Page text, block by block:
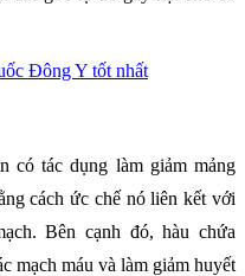
Đông Y tốt nhất
có tác dụng làm giảm mảng
cách ức chế nó liên kết với
Bên cạnh đó, hàu chứa
mạch máu và làm giảm huyết